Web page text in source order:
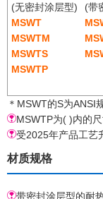
(无密封涂层型)
MSWT
MSWTM
MSWTS
MSWTP
(带
＊MSWT的S为ANSI
MSWTP为( )内的尺
受2025年产品工艺
材质规格
带密封涂层型的耐